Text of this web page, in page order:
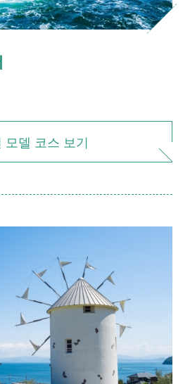
모델 코스 보기